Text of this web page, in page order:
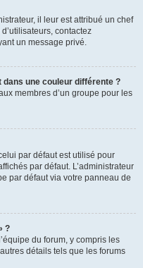
il leur est attribué un chef
contactez
un message privé.
une couleur différente ?
membres d’un groupe pour les
par défaut est utilisé pour
par défaut. L’administrateur
par défaut via votre panneau de
?
du forum, y compris les
détails tels que les forums